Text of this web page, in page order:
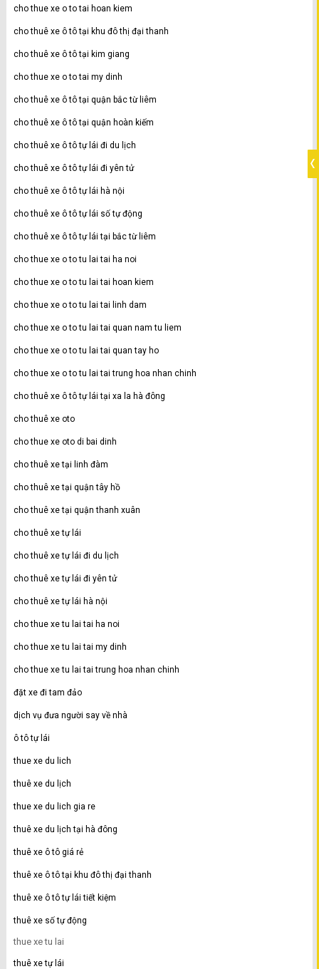
cho thue xe o to tai hoan kiem
cho thuê xe ô tô tại khu đô thị đại thanh
cho thuê xe ô tô tại kim giang
cho thue xe o to tai my dinh
cho thuê xe ô tô tại quận bắc từ liêm
cho thuê xe ô tô tại quận hoàn kiếm
cho thuê xe ô tô tự lái đi du lịch
cho thuê xe ô tô tự lái đi yên tử
cho thuê xe ô tô tự lái hà nội
cho thuê xe ô tô tự lái số tự động
cho thuê xe ô tô tự lái tại bắc từ liêm
cho thue xe o to tu lai tai ha noi
cho thue xe o to tu lai tai hoan kiem
cho thue xe o to tu lai tai linh dam
cho thue xe o to tu lai tai quan nam tu liem
cho thue xe o to tu lai tai quan tay ho
cho thue xe o to tu lai tai trung hoa nhan chinh
cho thuê xe ô tô tự lái tại xa la hà đông
cho thuê xe oto
cho thue xe oto di bai dinh
cho thuê xe tại linh đàm
cho thuê xe tại quận tây hồ
cho thuê xe tại quận thanh xuân
cho thuê xe tự lái
cho thuê xe tự lái đi du lịch
cho thuê xe tự lái đi yên tử
cho thuê xe tự lái hà nội
cho thue xe tu lai tai ha noi
cho thue xe tu lai tai my dinh
cho thue xe tu lai tai trung hoa nhan chinh
đặt xe đi tam đảo
dịch vụ đưa người say về nhà
ô tô tự lái
thue xe du lich
thuê xe du lịch
thue xe du lich gia re
thuê xe du lịch tại hà đông
thuê xe ô tô giá rẻ
thuê xe ô tô tại khu đô thị đại thanh
thuê xe ô tô tự lái tiết kiệm
thuê xe số tự động
thue xe tu lai
thuê xe tự lái